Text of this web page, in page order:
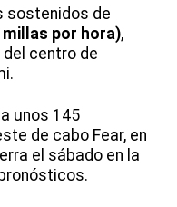
sostenidos de
por hora),
centro de
unos 145
de cabo Fear, en
el sábado en la